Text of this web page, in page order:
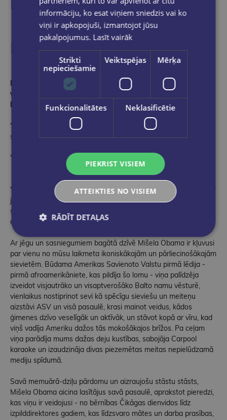
Produkta apraksts
Intīmā, spēcīgā un iedvesmojošā atmiņu grāmata, ko
veidojusi bijusī ASV pirmā lēdija, tagad Sunday Times
bestsellers Nr.1 ​​
'Patiesa lapu vērotāja, pilna ar tuvību un pārdomas 'Vakara
standarts
' Pulēta memuāru pērle 'New York Times
' Bagāts, izklaidējošs un atklāts memuārs. Un kopumā Obama ir
jautrs cilvēks, kuram sēdēt blakus, kad viņa stāsta jums par
savu dzīvi. . . tā ir tikpat skaisti uzrakstīta kā jebkura
daiļliteratūra 'i
Ar jēgu un sasniegumiem bagātā dzīvē Mišela Obama ir kļuvusi
par vienu no mūsu laikmeta ikoniskākajām un pārliecinošākajām
sievietēm. Būdama Amerikas Savienoto Valstu pirmā lēdija -
pirmā afroamerikāniete, kas pildīja šo lomu - viņa palīdzēja
izveidot visjautrāko un visaptverošāko Balto namu vēsturē,
vienlaikus nostiprinot sevi kā spēcīgu sieviešu un meiteņu
aizstāvi ASV un visā pasaulē, krasi mainot veidus, kādos
ģimenes dzīvo veselīgāk un aktīvāk, un stāvot kopā ar vīru, kad
viņš vadīja Ameriku dažos tās mokošākajos brīžos. Pa ceļam
viņa parādīja mums dažas deju kustības, sabojāja Carpool
karaoke un izaudzināja divas piezemētas meitas nepielūdzamā
mediju spīdumā.
Savā memuārā-dziļu pārdomu un aizraujošu stāstu stāsts,
Mišela Obama aicina lasītājus savā pasaulē, aprakstot pieredzi,
kas viņu ir veidojusi - no bērnības Čikāgas dienvidos līdz
izpilddirektores gadiem, kas līdzsvaro mātes un darba prasības,
informāciju, ko esat viņiem sniedzis vai ko
viņi ir apkopojuši, izmantojot jūsu
pakalpojumus. Lasīt vairāk
Strikti
nepieciešamie
Veiktspējas Mērķa
Funkcionalitātes Neklasificētie
PIEKRIST VISIEM
ATTEIKTIES NO VISIEM
RĀDĪT DETAĻAS